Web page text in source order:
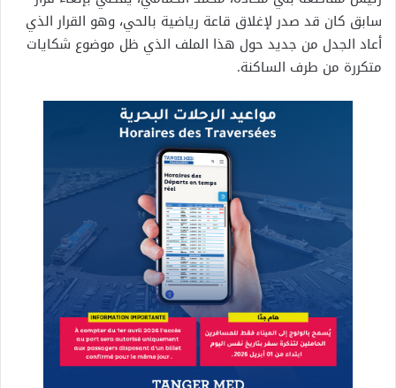
سابق كان قد صدر لإغلاق قاعة رياضية بالحي، وهو القرار الذي
أعاد الجدل من جديد حول هذا الملف الذي ظل موضوع شكايات
متكررة من طرف الساكنة.